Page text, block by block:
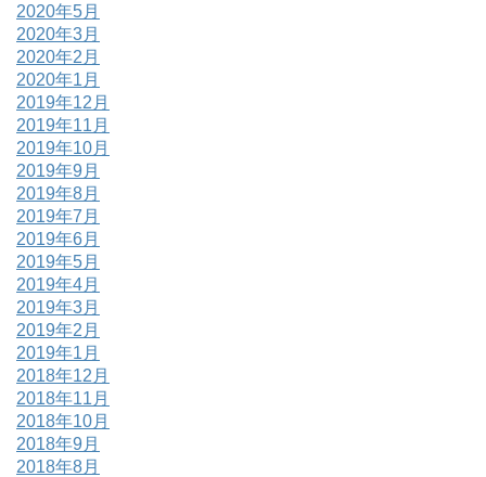
2020年5月
2020年3月
2020年2月
2020年1月
2019年12月
2019年11月
2019年10月
2019年9月
2019年8月
2019年7月
2019年6月
2019年5月
2019年4月
2019年3月
2019年2月
2019年1月
2018年12月
2018年11月
2018年10月
2018年9月
2018年8月